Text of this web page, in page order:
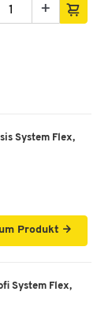
+
System Flex,
Produkt
System Flex,